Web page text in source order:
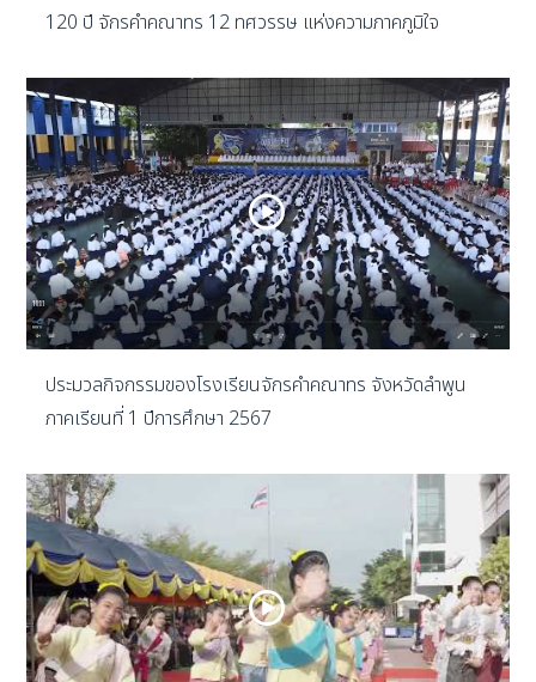
120 ปี จักรคำคณาทร 12 ทศวรรษ แห่งความภาคภูมิใจ
ประมวลกิจกรรมของโรงเรียนจักรคำคณาทร จังหวัดลำพูน
ภาคเรียนที่ 1 ปีการศึกษา 2567